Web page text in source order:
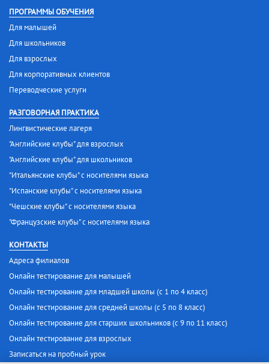
ПРОГРАММЫ ОБУЧЕНИЯ
Для малышей
Для школьников
Для взрослых
Для корпоративных клиентов
Переводческие услуги
РАЗГОВОРНАЯ ПРАКТИКА
Лингвистические лагеря
"Английские клубы" для взрослых
"Английские клубы" для школьников
"Итальянские клубы" с носителями языка
"Испанские клубы" с носителями языка
"Чешские клубы" с носителями языка
"Французские клубы" с носителями языка
КОНТАКТЫ
Адреса филиалов
Онлайн тестирование для малышей
Онлайн тестирование для младшей школы (с 1 по 4 класс)
Онлайн тестирование для средней школы (с 5 по 8 класс)
Онлайн тестирование для старших школьников (с 9 по 11 класс)
Онлайн тестирование для взрослых
Записаться на пробный урок